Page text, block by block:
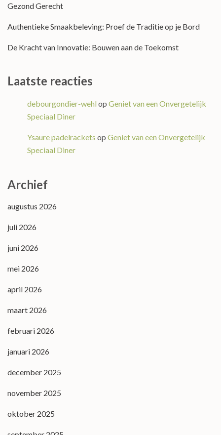
Gezond Gerecht
Authentieke Smaakbeleving: Proef de Traditie op je Bord
De Kracht van Innovatie: Bouwen aan de Toekomst
Laatste reacties
debourgondier-wehl op Geniet van een Onvergetelijk
Speciaal Diner
Ysaure padelrackets op Geniet van een Onvergetelijk
Speciaal Diner
Archief
augustus 2026
juli 2026
juni 2026
mei 2026
april 2026
maart 2026
februari 2026
januari 2026
december 2025
november 2025
oktober 2025